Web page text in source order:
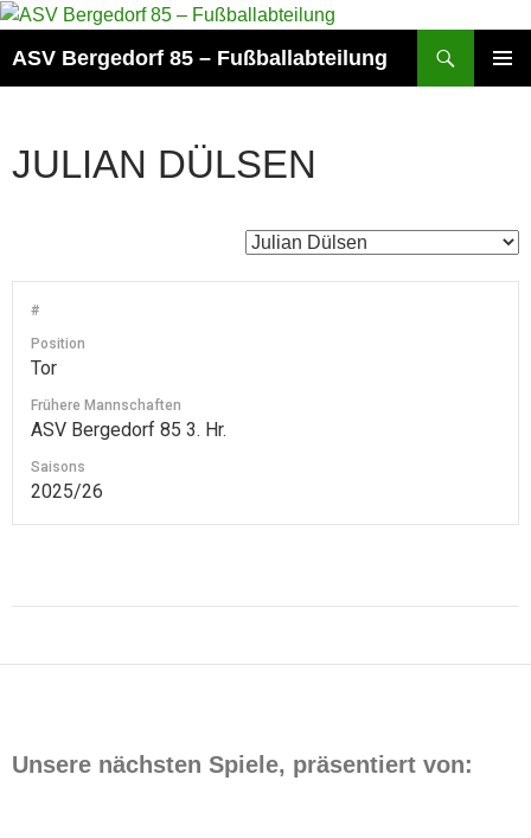
Zum
springen
ASV Bergedorf 85 – Fußballabteilung
JULIAN DÜLSEN
#
Position
Tor
Frühere Mannschaften
ASV Bergedorf 85 3. Hr.
Saisons
2025/26
Unsere nächsten Spiele, präsentiert von: